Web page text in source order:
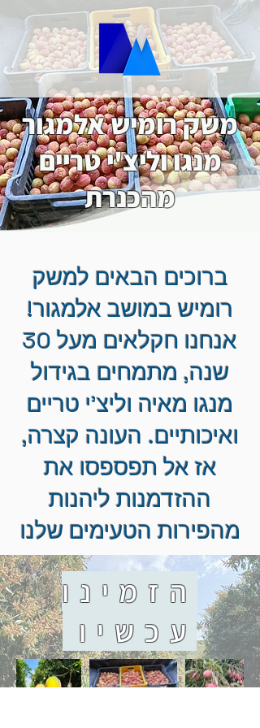
משק רומיש אלמגור
מנגו וליצ'י טריים
מהכנרת
ברוכים הבאים למשק
רומיש במושב אלמגור!
אנחנו חקלאים מעל 30
שנה, מתמחים בגידול
מנגו מאיה וליצ'י טריים
ואיכותיים. העונה קצרה,
אז אל תפספסו את
ההזדמנות ליהנות
מהפירות הטעימים שלנו
הזמינו
עכשיו